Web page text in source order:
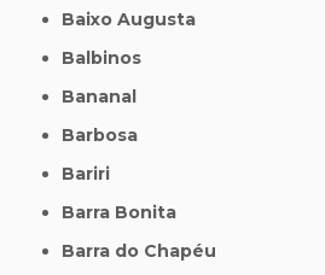
Baixo Augusta
Balbinos
Bananal
Barbosa
Bariri
Barra Bonita
Barra do Chapéu